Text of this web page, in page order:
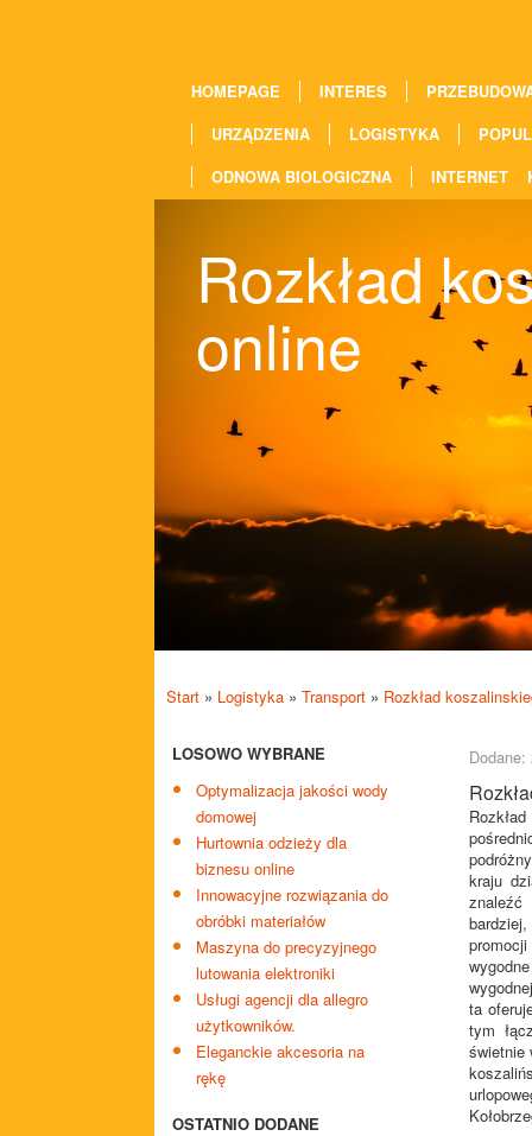
HOMEPAGE INTERES
URZĄDZENIA
LOGISTYKA
ODNOWA BIOLOGICZNA
INTERNET
Rozkład
online
Start » Logistyka » Transport » Rozkład
LOSOWO WYBRANE
Optymalizacja jakości wody
domowej
Hurtownia odzieży dla
biznesu online
Innowacyjne rozwiązania do
obróbki materiałów
Maszyna do precyzyjnego
lutowania elektroniki
Usługi agencji dla allegro
użytkowników.
Eleganckie akcesoria na
rękę
OSTATNIO DODANE
Dodane:
kraju
ta
tym
świetnie